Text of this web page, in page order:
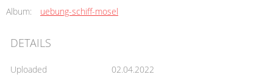
Album: uebung-schiff-mosel
DETAILS
Uploaded 02.04.2022